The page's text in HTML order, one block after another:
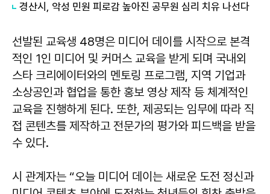
경산시, 악성 민원 피로감 높아진 공무원 심리 치유 나선다
선발된 교육생 48명은 미디어 데이를 시작으로 본격
적인 1인 미디어 및 커머스 교육을 받게 되며 국내외
스타 크리에이터와의 멘토링 프로그램, 지역 기업과
소상공인과 협업을 통한 홍보 영상 제작 등 체계적인
교육을 진행하게 된다. 또한, 제공되는 임무에 따라 직
접 콘텐츠를 제작하고 전문가의 평가와 피드백을 받을
수 있다.
시 관계자는 “오늘 미디어 데이는 새로운 도전 정신과